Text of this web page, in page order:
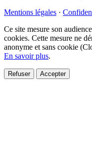
Mentions légales ·
Ce site mesure son
cookies. Cette mesure ne
anonyme et sans cookie
En savoir plus.
Refuser Accepter